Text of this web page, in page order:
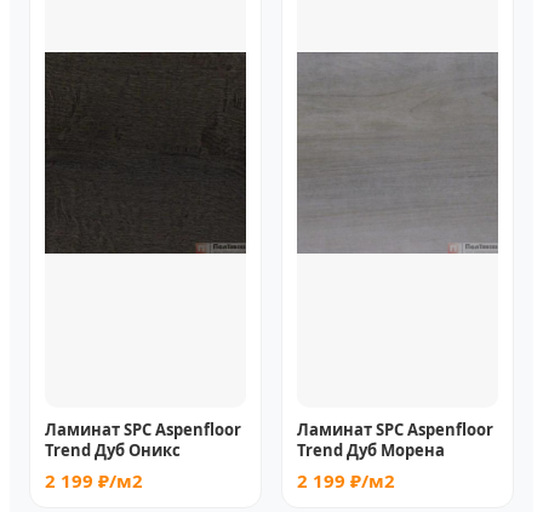
Ламинат SPC Aspenfloor
Trend Дуб Оникс
2 199 ₽/м2
Ламинат SPC Aspenfloor
Trend Дуб Морена
2 199 ₽/м2